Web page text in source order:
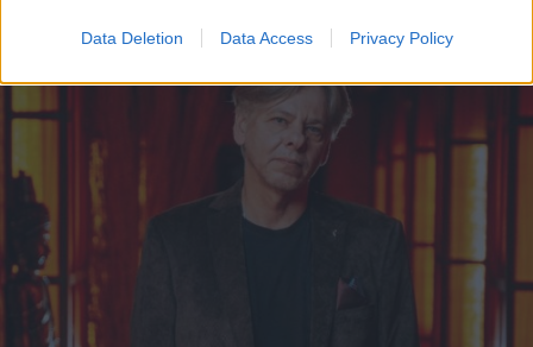
Data Deletion Data Access Privacy Policy